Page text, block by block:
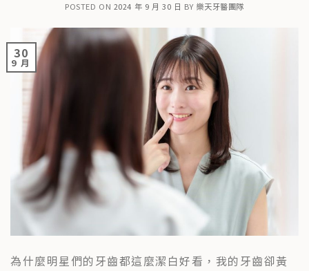
POSTED ON 2024 年 9 月 30 日 BY 樂天牙醫團隊
30
9 月
為什麼明星們的牙齒都這麼潔白好看，我的牙齒卻黃